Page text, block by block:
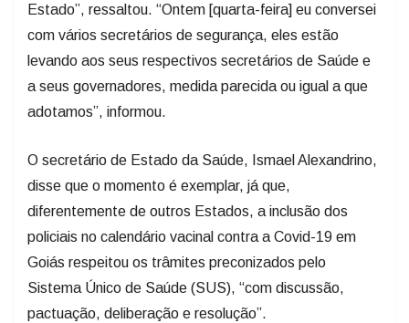
Estado”, ressaltou. “Ontem [quarta-feira] eu conversei
com vários secretários de segurança, eles estão
levando aos seus respectivos secretários de Saúde e
a seus governadores, medida parecida ou igual a que
adotamos”, informou.
O secretário de Estado da Saúde, Ismael Alexandrino,
disse que o momento é exemplar, já que,
diferentemente de outros Estados, a inclusão dos
policiais no calendário vacinal contra a Covid-19 em
Goiás respeitou os trâmites preconizados pelo
Sistema Único de Saúde (SUS), “com discussão,
pactuação, deliberação e resolução”.